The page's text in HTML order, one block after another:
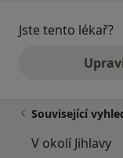
Jste tento lékař?
Související
V okolí Jihlavy